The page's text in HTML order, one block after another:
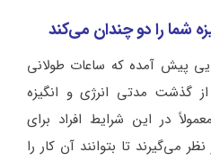
شما را دو چندان می‌کند
پیش آمده که ساعات طولانی
گذشت مدتی انرژی و انگیزه
در این شرایط افراد برای
می‌گیرند تا بتوانند آن کار را